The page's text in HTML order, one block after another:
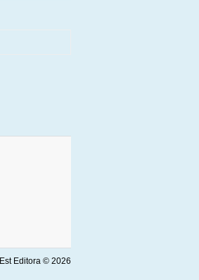
Est Editora © 2026